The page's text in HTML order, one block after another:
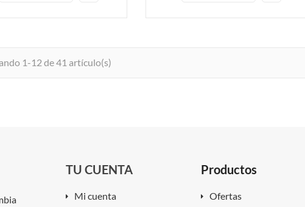
1-12 de 41 artículo(s)
TU CUENTA
Mi cuenta
Productos
Ofertas